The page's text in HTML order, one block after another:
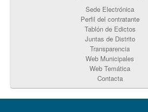
Sede Electrónica
Perfil del contratante
Tablón de Edictos
Juntas de Distrito
Transparencia
Web Municipales
Web Temática
Contacta